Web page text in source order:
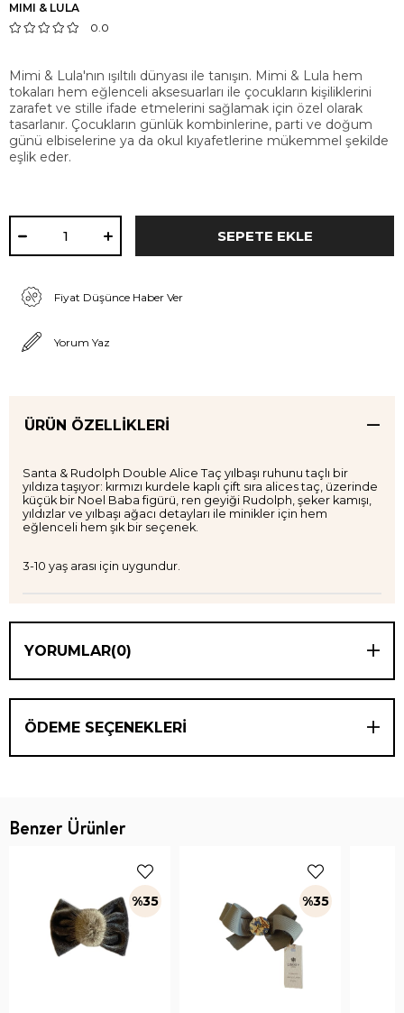
MIMI & LULA
0.0
Mimi & Lula'nın ışıltılı dünyası ile tanışın. Mimi & Lula hem
tokaları hem eğlenceli aksesuarları ile çocukların kişiliklerini
zarafet ve stille ifade etmelerini sağlamak için özel olarak
tasarlanır. Çocukların günlük kombinlerine, parti ve doğum
günü elbiselerine ya da okul kıyafetlerine mükemmel şekilde
eşlik eder.
Fiyat Düşünce Haber Ver
Yorum Yaz
ÜRÜN ÖZELLIKLERI
Santa & Rudolph Double Alice Taç yılbaşı ruhunu taçlı bir
yıldıza taşıyor: kırmızı kurdele kaplı çift sıra alices taç, üzerinde
küçük bir Noel Baba figürü, ren geyiği Rudolph, şeker kamışı,
yıldızlar ve yılbaşı ağacı detayları ile minikler için hem
eğlenceli hem şık bir seçenek.
3-10 yaş arası için uygundur.
YORUMLAR(0)
ÖDEME SEÇENEKLERI
Benzer Ürünler
%35 %35